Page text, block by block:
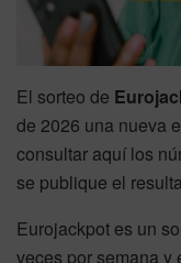
El sorteo de
de 2026 una nueva
consultar aquí los
se publique el
Eurojackpot es un
veces por semana y